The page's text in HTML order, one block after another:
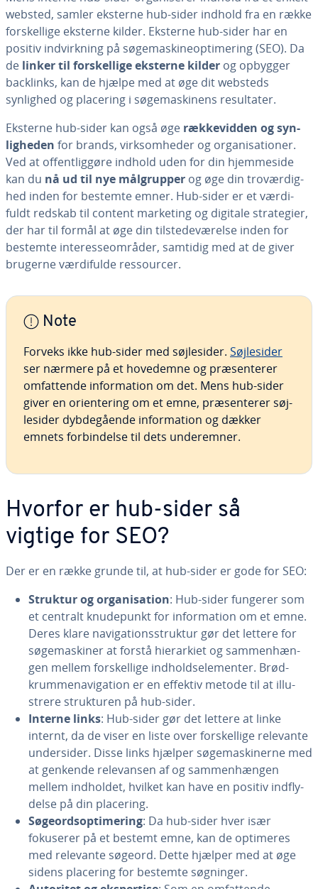
websted, samler eksterne hub-sider indhold fra en række
for­skel­li­ge eksterne kilder. Eksterne hub-sider har en
positiv ind­virk­ning på sø­ge­ma­ski­ne­op­ti­me­ring (SEO). Da
de linker til for­skel­li­ge eksterne kilder og opbygger
backlinks, kan de hjælpe med at øge dit websteds
synlighed og placering i sø­ge­ma­ski­nens re­sul­ta­ter.
Eksterne hub-sider kan også øge ræk­ke­vid­den og syn­
lig­he­den for brands, virk­som­he­der og or­ga­ni­sa­tio­ner.
Ved at of­fent­lig­gø­re indhold uden for din hjem­mesi­de
kan du nå ud til nye må­l­grup­per og øge din tro­vær­dig­
hed inden for bestemte emner. Hub-sider er et vær­di­
fuldt redskab til content marketing og digitale stra­te­gi­er,
der har til formål at øge din til­ste­de­væ­rel­se inden for
bestemte in­ter­es­se­om­rå­der, samtidig med at de giver
brugerne vær­di­ful­de res­sour­cer.
Note
Forveks ikke hub-sider med søj­lesi­der. Søj­lesi­der
ser nærmere på et hovedemne og præ­sen­te­rer
om­fat­ten­de in­for­ma­tion om det. Mens hub-sider
giver en ori­en­te­ring om et emne, præ­sen­te­rer søj­
lesi­der dyb­de­gå­en­de in­for­ma­tion og dækker
emnets for­bin­del­se til dets un­de­rem­ner.
Hvorfor er hub-sider så
vigtige for SEO?
Der er en række grunde til, at hub-sider er gode for SEO:
Struktur og or­ga­ni­sa­tion: Hub-sider fungerer som
et centralt knu­de­punkt for in­for­ma­tion om et emne.
Deres klare navi­ga­tions­struk­tur gør det lettere for
sø­ge­ma­ski­ner at forstå hie­rar­ki­et og sam­men­hæn­
gen mellem for­skel­li­ge ind­hold­s­e­le­men­ter. Brød­
krum­me­n­avi­ga­tion er en effektiv metode til at il­lu­
stre­re struk­tu­ren på hub-sider.
Interne links: Hub-sider gør det lettere at linke
internt, da de viser en liste over for­skel­li­ge relevante
un­der­si­der. Disse links hjælper sø­ge­ma­ski­ner­ne med
at genkende re­le­van­sen af og sam­men­hæn­gen
mellem indholdet, hvilket kan have en positiv ind­fly­
del­se på din placering.
Sø­ge­ord­s­op­ti­me­ring: Da hub-sider hver især
fokuserer på et bestemt emne, kan de optimeres
med relevante søgeord. Dette hjælper med at øge
sidens placering for bestemte søgninger.